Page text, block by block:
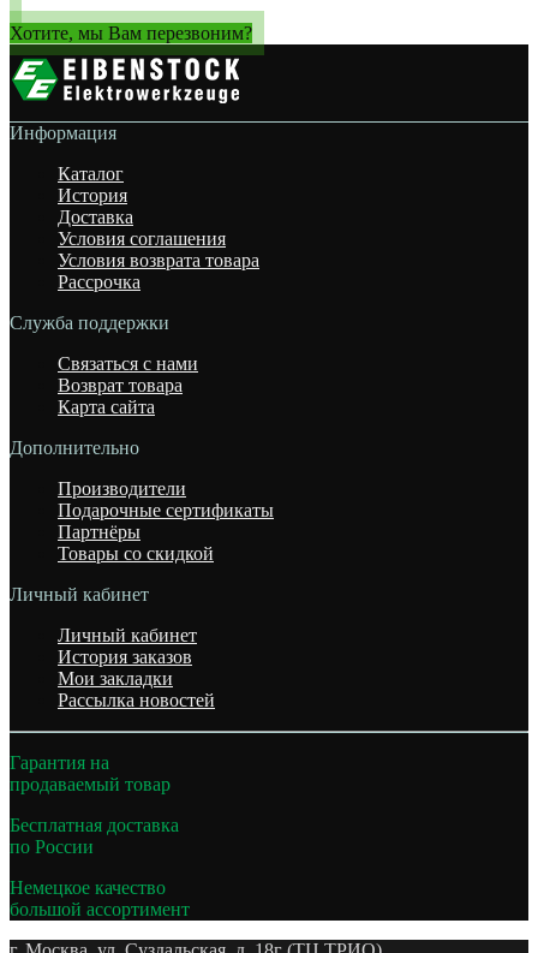
Хотите, мы Вам перезвоним?
Информация
Каталог
История
Доставка
Условия соглашения
Условия возврата товара
Рассрочка
Служба поддержки
Связаться с нами
Возврат товара
Карта сайта
Дополнительно
Производители
Подарочные сертификаты
Партнёры
Товары со скидкой
Личный кабинет
Личный кабинет
История заказов
Мои закладки
Рассылка новостей
Гарантия на
продаваемый товар
Бесплатная доставка
по России
Немецкое качество
большой ассортимент